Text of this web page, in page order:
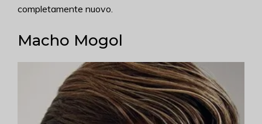
completamente nuovo.
Macho Mogol